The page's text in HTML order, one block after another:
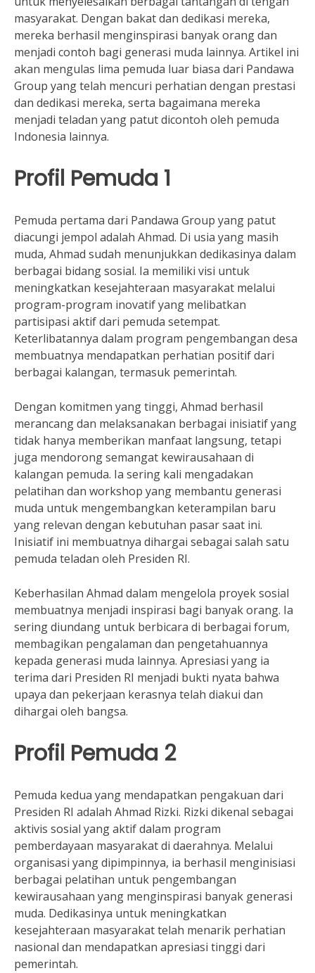
masyarakat. Dengan bakat dan dedikasi mereka,
mereka berhasil menginspirasi banyak orang dan
menjadi contoh bagi generasi muda lainnya. Artikel ini
akan mengulas lima pemuda luar biasa dari Pandawa
Group yang telah mencuri perhatian dengan prestasi
dan dedikasi mereka, serta bagaimana mereka
menjadi teladan yang patut dicontoh oleh pemuda
Indonesia lainnya.
Profil Pemuda 1
Pemuda pertama dari Pandawa Group yang patut
diacungi jempol adalah Ahmad. Di usia yang masih
muda, Ahmad sudah menunjukkan dedikasinya dalam
berbagai bidang sosial. Ia memiliki visi untuk
meningkatkan kesejahteraan masyarakat melalui
program-program inovatif yang melibatkan
partisipasi aktif dari pemuda setempat.
Keterlibatannya dalam program pengembangan desa
membuatnya mendapatkan perhatian positif dari
berbagai kalangan, termasuk pemerintah.
Dengan komitmen yang tinggi, Ahmad berhasil
merancang dan melaksanakan berbagai inisiatif yang
tidak hanya memberikan manfaat langsung, tetapi
juga mendorong semangat kewirausahaan di
kalangan pemuda. Ia sering kali mengadakan
pelatihan dan workshop yang membantu generasi
muda untuk mengembangkan keterampilan baru
yang relevan dengan kebutuhan pasar saat ini.
Inisiatif ini membuatnya dihargai sebagai salah satu
pemuda teladan oleh Presiden RI.
Keberhasilan Ahmad dalam mengelola proyek sosial
membuatnya menjadi inspirasi bagi banyak orang. Ia
sering diundang untuk berbicara di berbagai forum,
membagikan pengalaman dan pengetahuannya
kepada generasi muda lainnya. Apresiasi yang ia
terima dari Presiden RI menjadi bukti nyata bahwa
upaya dan pekerjaan kerasnya telah diakui dan
dihargai oleh bangsa.
Profil Pemuda 2
Pemuda kedua yang mendapatkan pengakuan dari
Presiden RI adalah Ahmad Rizki. Rizki dikenal sebagai
aktivis sosial yang aktif dalam program
pemberdayaan masyarakat di daerahnya. Melalui
organisasi yang dipimpinnya, ia berhasil menginisiasi
berbagai pelatihan untuk pengembangan
kewirausahaan yang menginspirasi banyak generasi
muda. Dedikasinya untuk meningkatkan
kesejahteraan masyarakat telah menarik perhatian
nasional dan mendapatkan apresiasi tinggi dari
pemerintah.